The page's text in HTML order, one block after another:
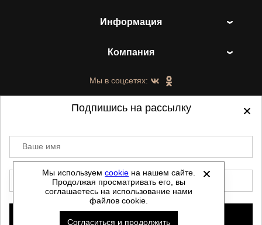
Информация
Компания
Мы в соцсетях:
©2021-2026 - ShoesTown.ru - все права
защищены.
Данный сайт не является интернет магазином и
не является публичной офертой.
Политика обработки персональных данных
Мы используемcookie на нашем сайте.
Продолжая просматривать его, вы
соглашаетесь на использование нами
файлов cookie.
Согласиться и продолжить
Подпишись на рассылку
Ваше имя